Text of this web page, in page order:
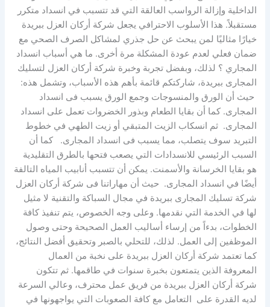
الداخلية وإزالة الرواسب العالقة التي قد تتسبب في انسداد متكرر
مستقبلاً. هذا الأسلوب الاحترافي يجعل شركة أركان العزل ببريدة
خيارًا مثاليًا لمن يبحث عن حل جذري لمشاكل الصرف الصحي مع
ضمان فعلي لعدم عودة المشكلة مرة أخرى. ما هي أسباب انسداد
المجاري ؟ لذلك، وبفضل تجربة وخبرة شركة أركان العزل لتسليك
المجارى ببريدة، شاركتكم قائمة بأهم هذه الأسباب، وتشمل هذه:
حيث أن الورق والمنسوجات وجمع الورق يسبب فى انسداد
المجارى. كما أن بقايا الطعام وبذور الخضروات تعمل على انسداد
المجارى. ثم انسكاب الزيت المتبقي أو زيت الطهي في خطوط
التبريد سوف يتصلب، مما يسبب فى انسداد المجارى. كما أن
السبب الرئيسي للانسدادات التي يصعب فتحها بالطرق التقليدية
هو بقايا الخرسانة والأسمنت. يمكن أن تتسبب أنابيب المياه التالفة
أيضًا في انسداد المجارى. حيث أن مهاراتنا فى شركة أركان العزل
شركة تسليك المجارى ببريدة في مجال السباكة والتقنية لا مثيل
لها في الخدمة التي نقدمها. وعلى وجه الخصوص، يتم تنفيذ كافة
الخطوات، بدءاً من إرساء أساليب العمل الصحيحة وحتى وصول
الموظفين إلى العمل. لذلك، للتحلي بالصبر وتحقيق أفضل النتائج،
كما تعتمد شركة أركان العزل ببريدة على نخبة من العمال
المعروفة الذين يتمتعون بخبرة سنوات في طاقمها. ثم تتكون
شركة أركان العزل ببريدة من فريق عمل محترف، وعالي السرعة
لديه القدرة على التعامل مع كافة الصعوبات التي يواجهونها في